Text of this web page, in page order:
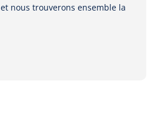
nous trouverons ensemble la